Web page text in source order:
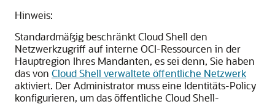
Hinweis:
Standardmäßig beschränkt Cloud Shell den
Netzwerkzugriff auf interne OCI-Ressourcen in der
Hauptregion Ihres Mandanten, es sei denn, Sie haben
das von Cloud Shell verwaltete öffentliche Netzwerk
aktiviert. Der Administrator muss eine Identitäts-Policy
konfigurieren, um das öffentliche Cloud Shell-